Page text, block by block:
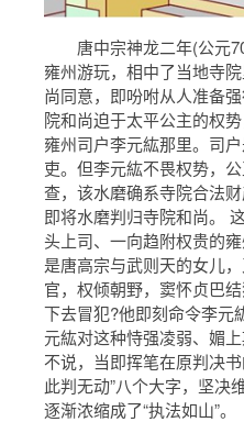
唐中宗神龙二年(公元
雍州游玩，相中了当地寺
尚同意，即吩咐从人准备
院和尚迫于太平公主的权
雍州司户李元紘那里。司
吏。但李元紘不畏权势，
查，该水磨确系寺院合法
即将水磨判归寺院和尚。
头上司、一向趋附权贵的
是唐高宗与武则天的女儿
官，权倾朝野，窦怀贞巴
下去冒犯?他即刻命令李元
元紘对这种恃强凌弱、媚
不说，当即挥笔在原判决书
此判无动”八个大字，坚决
逐渐浓缩成了“执法如山”。